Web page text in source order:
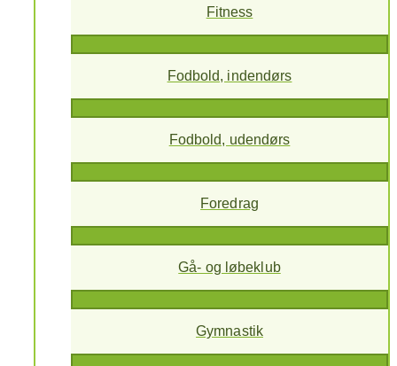
Fitness
Fodbold, indendørs
Fodbold, udendørs
Foredrag
Gå- og løbeklub
Gymnastik